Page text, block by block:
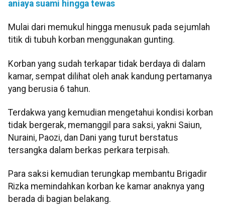
aniaya suami hingga tewas
Mulai dari memukul hingga menusuk pada sejumlah
titik di tubuh korban menggunakan gunting.
Korban yang sudah terkapar tidak berdaya di dalam
kamar, sempat dilihat oleh anak kandung pertamanya
yang berusia 6 tahun.
Terdakwa yang kemudian mengetahui kondisi korban
tidak bergerak, memanggil para saksi, yakni Saiun,
Nuraini, Paozi, dan Dani yang turut berstatus
tersangka dalam berkas perkara terpisah.
Para saksi kemudian terungkap membantu Brigadir
Rizka memindahkan korban ke kamar anaknya yang
berada di bagian belakang.